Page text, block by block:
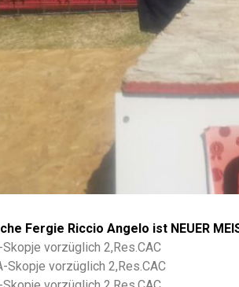
Fergie Riccio Angelo ist NEUER
vorzüglich 2,Res.CAC
Skopje vorzüglich 2,Res.CAC